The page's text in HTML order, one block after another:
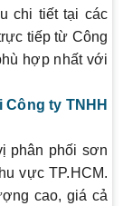
chi tiết tại các
tiếp từ Công
hợp nhất với
ty TNHH
phân phối sơn
vực TP.HCM.
cao, giá cả